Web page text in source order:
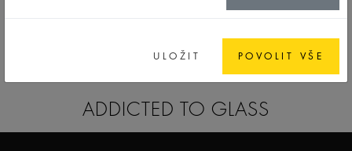
GO TO CATALOG
ADDICTED TO GLASS
ULOŽIT POVOLIT VŠE